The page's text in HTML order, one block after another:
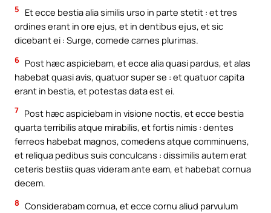
5
Et ecce bestia alia similis urso in parte stetit : et tres
ordines erant in ore ejus, et in dentibus ejus, et sic
dicebant ei : Surge, comede carnes plurimas.
6 Post hæc aspiciebam, et ecce alia quasi pardus, et alas
habebat quasi avis, quatuor super se : et quatuor capita
erant in bestia, et potestas data est ei.
7 Post hæc aspiciebam in visione noctis, et ecce bestia
quarta terribilis atque mirabilis, et fortis nimis : dentes
ferreos habebat magnos, comedens atque comminuens,
et reliqua pedibus suis conculcans : dissimilis autem erat
ceteris bestiis quas videram ante eam, et habebat cornua
decem.
8 Considerabam cornua, et ecce cornu aliud parvulum